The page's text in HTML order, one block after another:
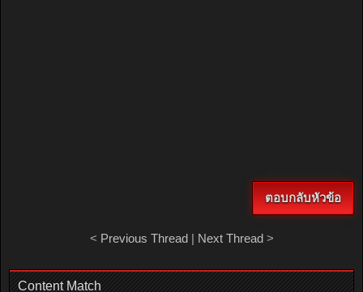
ตอบกลับหัวข้อ
< Previous Thread| Next Thread>
Content Match